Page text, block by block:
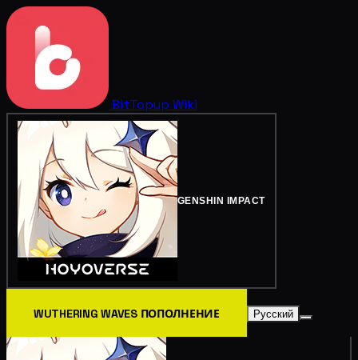
BitTopup Wiki
GENSHIN IMPACT
WUTHERING WAVES ПОПОЛНЕНИЕ Русский